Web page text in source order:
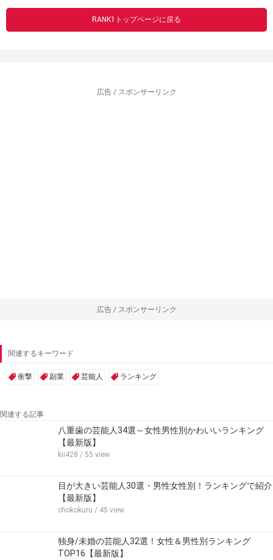
RANK1トップページに戻る
広告 / スポンサーリンク
広告 / スポンサーリンク
関連するキーワード
衝撃 副業 芸能人 ランキング
関連する記事
八重歯の芸能人34選～女性男性別かわいいランキング
【最新版】
kii428 / 55 view
目が大きい芸能人30選・男性女性別！ランキングで紹介
【最新版】
chokokuru / 45 view
独身/未婚の芸能人32選！女性＆男性別ランキング
TOP16【最新版】